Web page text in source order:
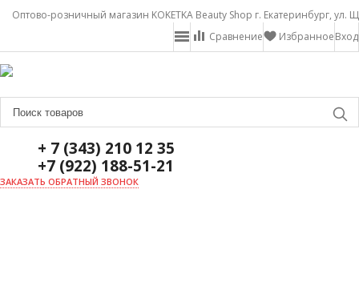
Оптово-розничный магазин KOKETKA Beauty Shop г. Екатеринбург, ул.
Вход
Избранное
Сравнение
+ 7 (343) 210 12 35
+7 (922) 188-51-21
ЗАКАЗАТЬ ОБРАТНЫЙ ЗВОНОК